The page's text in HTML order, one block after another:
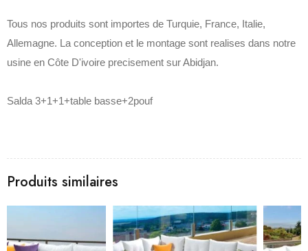
Tous nos produits sont importes de Turquie, France, Italie,
Allemagne. La conception et le montage sont realises dans notre
usine en Côte D'ivoire precisement sur Abidjan.
Salda 3+1+1+table basse+2pouf
Produits similaires